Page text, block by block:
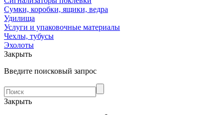
Сумки, коробки, ящики, ведра
Удилища
Услуги и упаковочные материалы
Чехлы, тубусы
Эхолоты
Закрыть
Введите поисковый запрос
Закрыть